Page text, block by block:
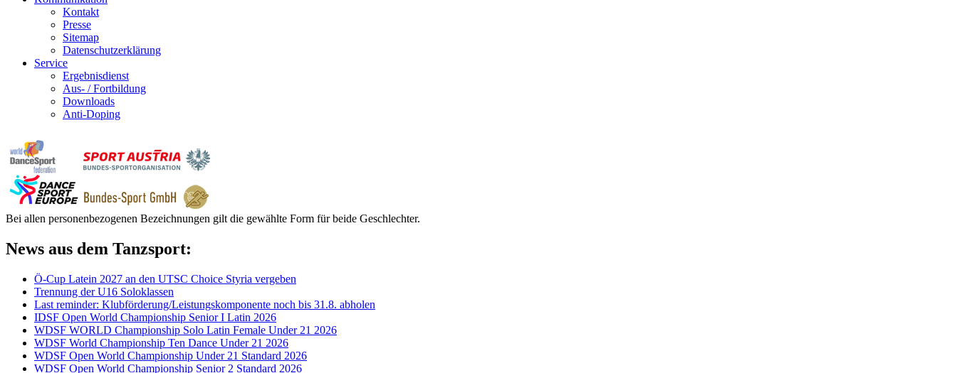
Kontakt
Presse
Sitemap
Datenschutzerklärung
Service
Ergebnisdienst
Aus- / Fortbildung
Downloads
Anti-Doping
Bei allen personenbezogenen Bezeichnungen gilt die gewählte Form für beide Geschlechter.
News aus dem Tanzsport:
Ö-Cup Latein 2027 an den UTSC Choice Styria vergeben
Trennung der U16 Soloklassen
Last reminder: Klubförderung/Leistungskomponente noch bis 31.8. abholen
IDSF Open World Championship Senior I Latin 2026
WDSF WORLD Championship Solo Latin Female Under 21 2026
WDSF World Championship Ten Dance Under 21 2026
WDSF Open World Championship Under 21 Standard 2026
WDSF Open World Championship Senior 2 Standard 2026